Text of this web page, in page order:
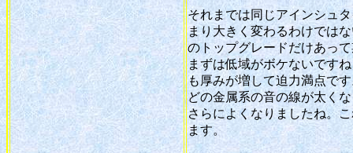
それまでは同じアインシュ
まり大きく変わるわけでは
のトップグレードだけあっ
まずは低域がボケないです
も厚みが増して迫力満点で
どの金属系の音の線が太く
さらによくなりましたね。
ます。